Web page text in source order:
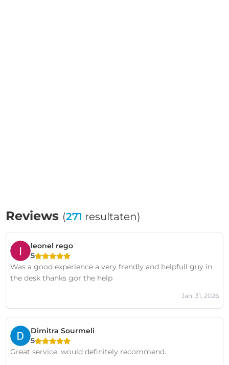
Reviews (271 resultaten)
leonel rego
5
Was a good experience a very frendly and helpfull guy in
the desk thanks gor the help
Jan. 31, 2026
Dimitra Sourmeli
5
Great service, would definitely recommend.